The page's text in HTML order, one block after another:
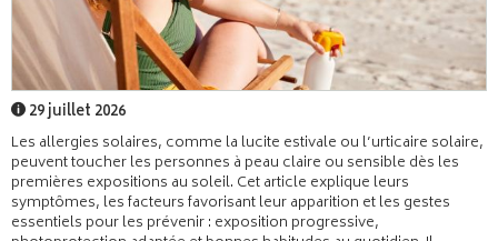
29 juillet 2026
Les allergies solaires, comme la lucite estivale ou l’urticaire solaire,
peuvent toucher les personnes à peau claire ou sensible dès les
premières expositions au soleil. Cet article explique leurs
symptômes, les facteurs favorisant leur apparition et les gestes
essentiels pour les prévenir : exposition progressive,